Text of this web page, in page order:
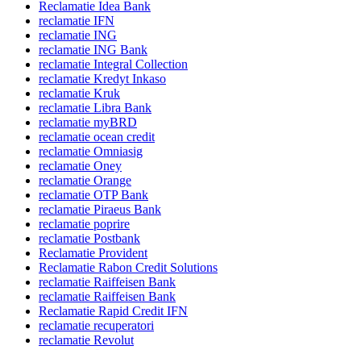
Reclamatie Idea Bank
reclamatie IFN
reclamatie ING
reclamatie ING Bank
reclamatie Integral Collection
reclamatie Kredyt Inkaso
reclamatie Kruk
reclamatie Libra Bank
reclamatie myBRD
reclamatie ocean credit
reclamatie Omniasig
reclamatie Oney
reclamatie Orange
reclamatie OTP Bank
reclamatie Piraeus Bank
reclamatie poprire
reclamatie Postbank
Reclamatie Provident
Reclamatie Rabon Credit Solutions
reclamatie Raiffeisen Bank
reclamatie Raiffeisen Bank
Reclamatie Rapid Credit IFN
reclamatie recuperatori
reclamatie Revolut